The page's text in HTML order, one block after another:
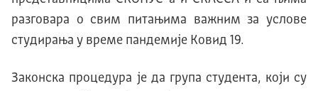
разговара о свим питањима важним за услове
студирања у време пандемије Kовид 19.
Законска процедура је да група студента, који су